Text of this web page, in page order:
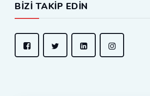
BİZİ TAKİP EDİN